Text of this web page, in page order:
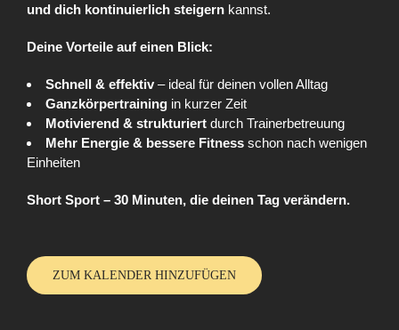
und dich kontinuierlich steigern kannst.
Deine Vorteile auf einen Blick:
Schnell & effektiv – ideal für deinen vollen Alltag
Ganzkörpertraining in kurzer Zeit
Motivierend & strukturiert durch Trainerbetreuung
Mehr Energie & bessere Fitness schon nach wenigen
Einheiten
Short Sport – 30 Minuten, die deinen Tag verändern.
ZUM KALENDER HINZUFÜGEN